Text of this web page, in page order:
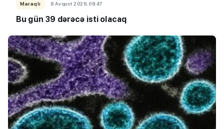
Maraqlı 8 Avqust 2026, 08:47
Bu gün 39 dərəcə isti olacaq